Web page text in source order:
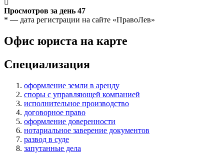
Просмотров за день 47
* — дата регистрации на сайте «ПравоЛев»
Офис юриста на карте
Специализация
оформление земли в аренду
споры с управляющей компанией
исполнительное производство
договорное право
оформление доверенности
нотариальное заверение документов
развод в суде
запутанные дела